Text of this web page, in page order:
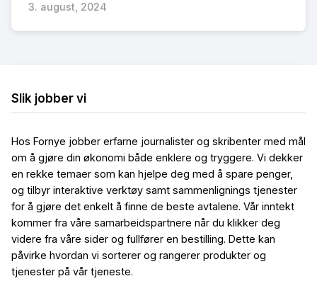
3. august, 2024
Slik jobber vi
Hos Fornye jobber erfarne journalister og skribenter med mål
om å gjøre din økonomi både enklere og tryggere. Vi dekker
en rekke temaer som kan hjelpe deg med å spare penger,
og tilbyr interaktive verktøy samt sammenlignings tjenester
for å gjøre det enkelt å finne de beste avtalene. Vår inntekt
kommer fra våre samarbeidspartnere når du klikker deg
videre fra våre sider og fullfører en bestilling. Dette kan
påvirke hvordan vi sorterer og rangerer produkter og
tjenester på vår tjeneste.